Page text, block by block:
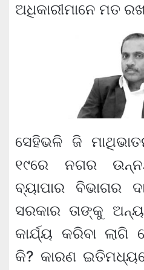
ଅଧିକାରୀମାନେ ମତ
ସେହିଭଳି ଜି
୧୯ରେ ନଗର
ବ୍ୟାପାର ବିଭାଗର
ସରକାର ତାଙ୍କୁ
କାର୍ଯ୍ୟ କରିବା ଲାଗି
କି? କାରଣ